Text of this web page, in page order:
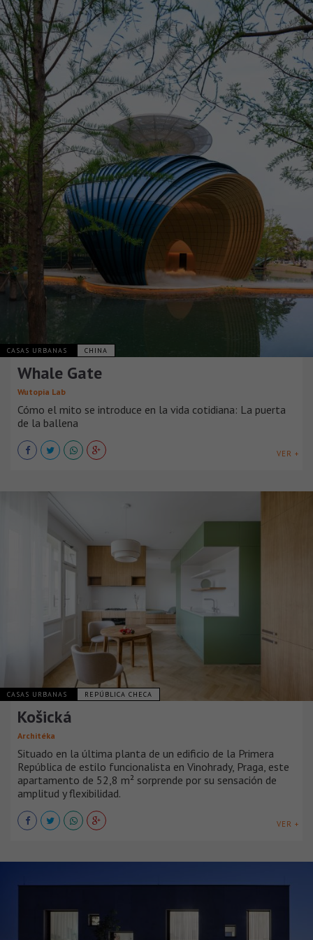
CASAS URBANAS CHINA
Whale Gate
Wutopia Lab
Cómo el mito se introduce en la vida cotidiana: La puerta
de la ballena
VER +
CASAS URBANAS REPÚBLICA CHECA
Košická
Architéka
Situado en la última planta de un edificio de la Primera
República de estilo funcionalista en Vinohrady, Praga, este
apartamento de 52,8 m² sorprende por su sensación de
amplitud y flexibilidad.
VER +